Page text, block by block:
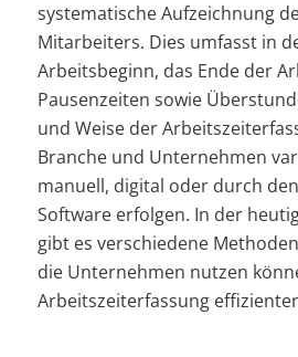
systematische Aufzeichnung
Mitarbeiters. Dies umfasst in
Arbeitsbeginn, das Ende der
Pausenzeiten sowie
und Weise der
Branche und Unternehmen
manuell, digital oder durch
Software erfolgen. In der
gibt es verschiedene
die Unternehmen nutzen
Arbeitszeiterfassung